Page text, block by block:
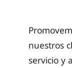
nuestros
servicio y